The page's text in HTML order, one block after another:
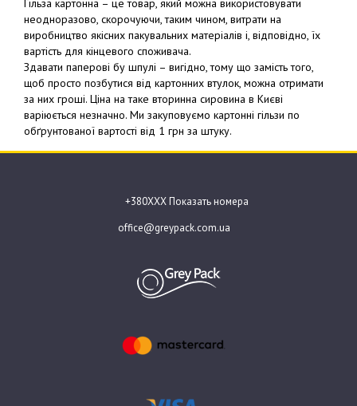
Гільза картонна – це товар, який можна використовувати
неодноразово, скорочуючи, таким чином, витрати на
виробництво якісних пакувальних матеріалів і, відповідно, їх
вартість для кінцевого споживача.
Здавати паперові бу шпулі – вигідно, тому що замість того,
щоб просто позбутися від картонних втулок, можна отримати
за них гроші. Ціна на таке вторинна сировина в Києві
варіюється незначно. Ми закуповуємо картонні гільзи по
обґрунтованої вартості від 1 грн за штуку.
+380ХХХ Показать номера
office@greypack.com.ua